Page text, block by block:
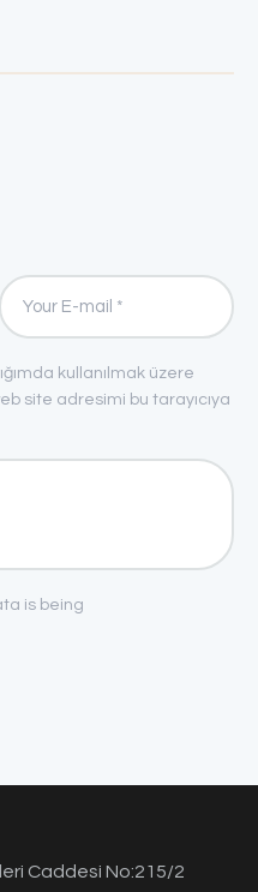
kullanılmak üzere
site adresimi bu tarayıcıya
is being
Caddesi No:215/2